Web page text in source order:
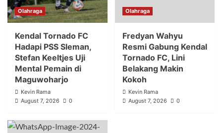
Olahraga
Kendal Tornado FC
Hadapi PSS Sleman,
Stefan Keeltjes Uji
Mental Pemain di
Maguwoharjo
Kevin Rama
August 7, 2026
0
Olahraga
Fredyan Wahyu
Resmi Gabung Kendal
Tornado FC, Lini
Belakang Makin
Kokoh
Kevin Rama
August 7, 2026
0